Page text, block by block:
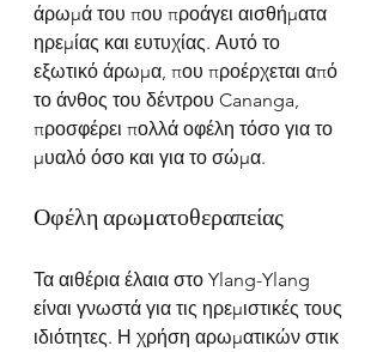
άρωμά του που προάγει αισθήματα
ηρεμίας και ευτυχίας. Αυτό το
εξωτικό άρωμα, που προέρχεται από
το άνθος του δέντρου Cananga,
προσφέρει πολλά οφέλη τόσο για το
μυαλό όσο και για το σώμα.
Οφέλη αρωματοθεραπείας
Τα αιθέρια έλαια στο Ylang-Ylang
είναι γνωστά για τις ηρεμιστικές τους
ιδιότητες. Η χρήση αρωματικών στικ